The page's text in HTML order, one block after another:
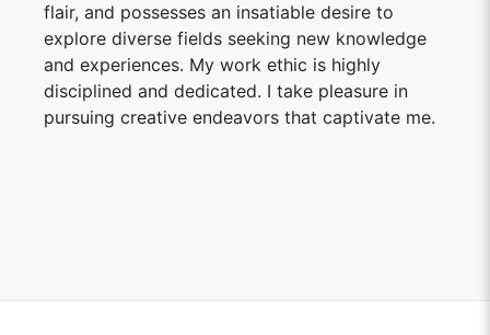
flair, and possesses an insatiable desire to
explore diverse fields seeking new knowledge
and experiences. My work ethic is highly
disciplined and dedicated. I take pleasure in
pursuing creative endeavors that captivate me.